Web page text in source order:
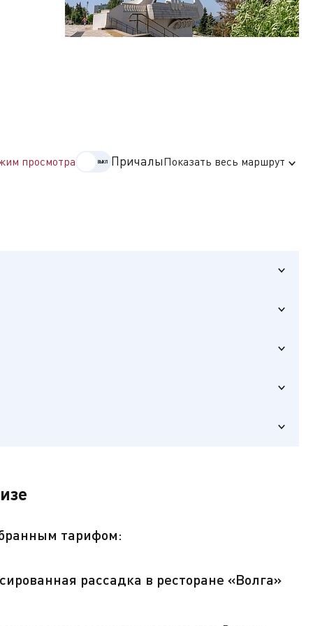
разных
просмотра ПричалыПоказать весь маршрут
от
тарифом:
рассадка в ресторане «Волга»